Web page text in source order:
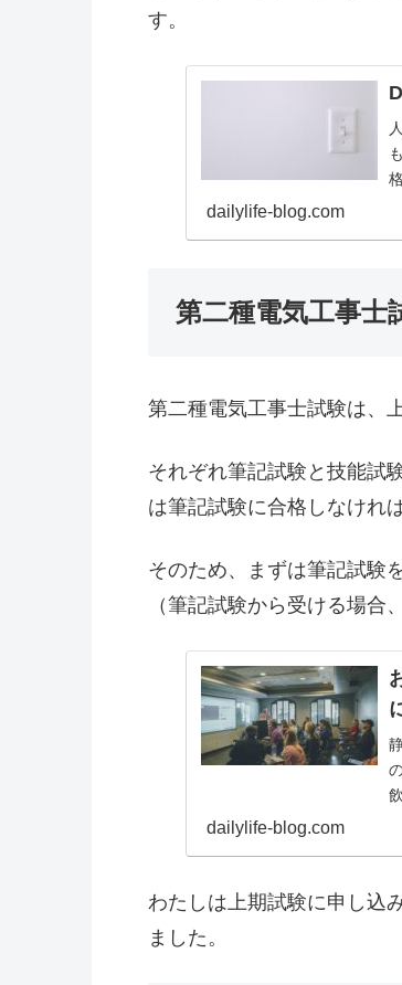
す。
dailylife-blog.com
第二種電気工事士
第二種電気工事士試験は、
それぞれ筆記試験と技能試
は筆記試験に合格しなけれ
そのため、まずは筆記試験
（筆記試験から受ける場合
dailylife-blog.com
わたしは上期試験に申し込
ました。